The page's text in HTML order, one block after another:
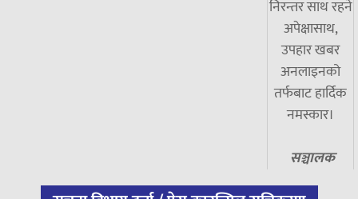
निरन्तर साथ रहने
अपेक्षासाथ,
उपहार खबर
अनलाइनको
तर्फबाट हार्दिक
नमस्कार।
सञ्चालक